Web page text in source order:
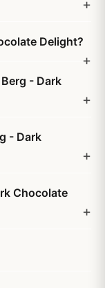
Delight?
- Dark
- Dark
Chocolate